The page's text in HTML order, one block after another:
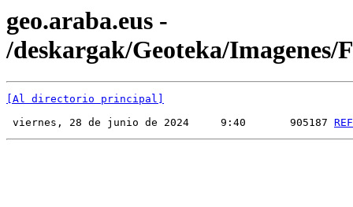
geo.araba.eus -
/deskargak/Geoteka/Imagenes/
[Al directorio principal]
viernes, 28 de junio de 2024     9:40       905187